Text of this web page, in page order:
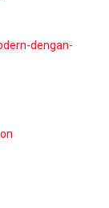
dengan-